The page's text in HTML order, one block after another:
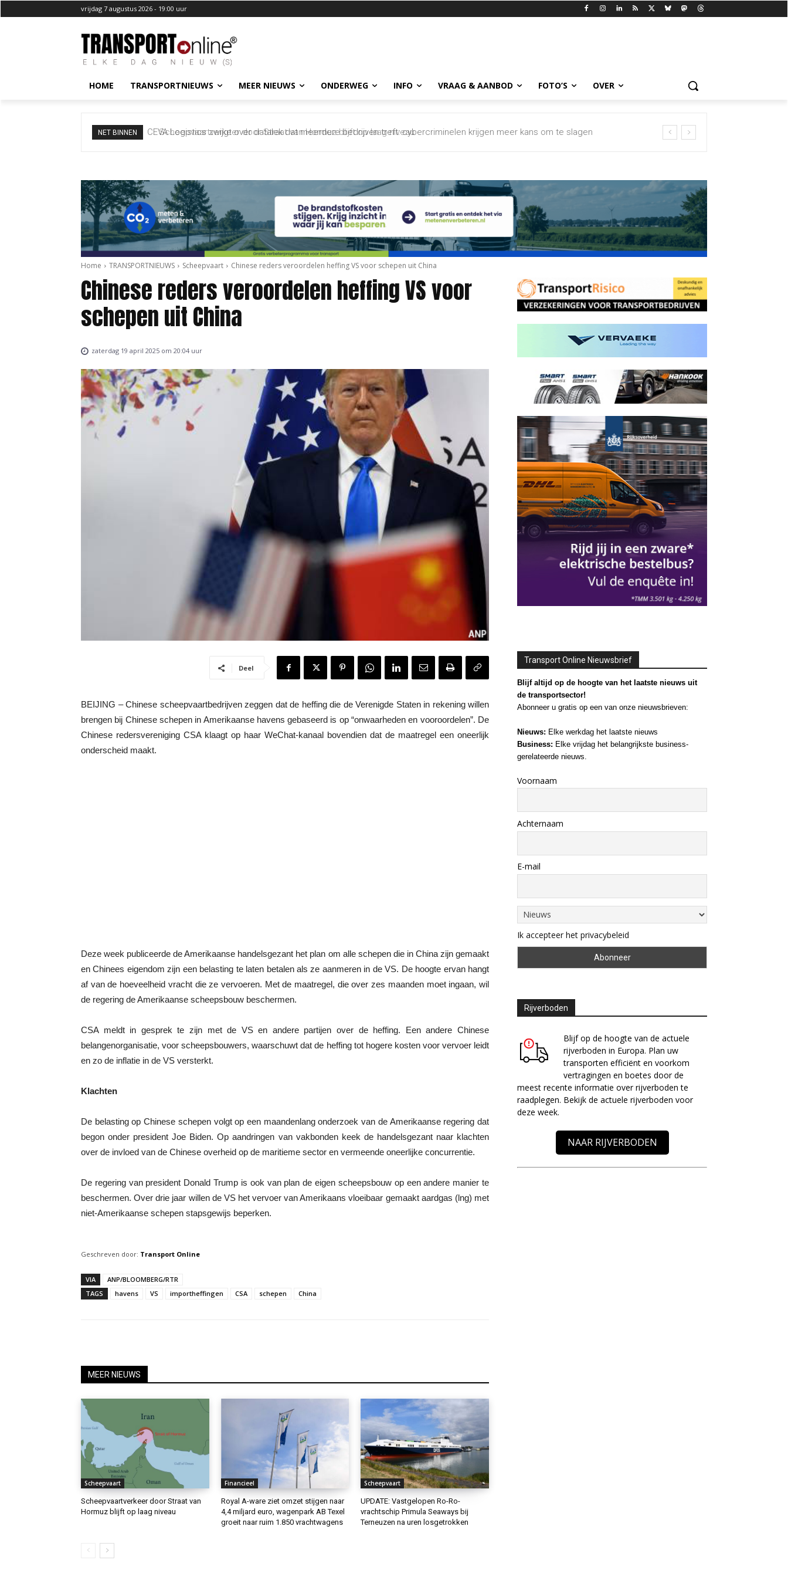
vrijdag 7 augustus 2026 - 19:00 uur
HOME TRANSPORTNIEUWS MEER NIEUWS ONDERWEG INFO VRAAG & AANBOD FOTO’S OVER
NET BINNEN Scheepvaartverkeer door Straat van Hormuz blijft op laag niveau
Home TRANSPORTNIEUWS Scheepvaart Chinese reders veroordelen heffing VS voor schepen uit China
Chinese reders veroordelen heffing VS voor
schepen uit China
zaterdag 19 april 2025 om 20:04 uur
Deel
BEIJING – Chinese scheepvaartbedrijven zeggen dat de heffing die de Verenigde Staten in rekening willen
brengen bij Chinese schepen in Amerikaanse havens gebaseerd is op “onwaarheden en vooroordelen”. De
Chinese redersvereniging CSA klaagt op haar WeChat-kanaal bovendien dat de maatregel een oneerlijk
onderscheid maakt.
Deze week publiceerde de Amerikaanse handelsgezant het plan om alle schepen die in China zijn gemaakt
en Chinees eigendom zijn een belasting te laten betalen als ze aanmeren in de VS. De hoogte ervan hangt
af van de hoeveelheid vracht die ze vervoeren. Met de maatregel, die over zes maanden moet ingaan, wil
de regering de Amerikaanse scheepsbouw beschermen.
CSA meldt in gesprek te zijn met de VS en andere partijen over de heffing. Een andere Chinese
belangenorganisatie, voor scheepsbouwers, waarschuwt dat de heffing tot hogere kosten voor vervoer leidt
en zo de inflatie in de VS versterkt.
Klachten
De belasting op Chinese schepen volgt op een maandenlang onderzoek van de Amerikaanse regering dat
begon onder president Joe Biden. Op aandringen van vakbonden keek de handelsgezant naar klachten
over de invloed van de Chinese overheid op de maritieme sector en vermeende oneerlijke concurrentie.
De regering van president Donald Trump is ook van plan de eigen scheepsbouw op een andere manier te
beschermen. Over drie jaar willen de VS het vervoer van Amerikaans vloeibaar gemaakt aardgas (lng) met
niet-Amerikaanse schepen stapsgewijs beperken.
Geschreven door: Transport Online
VIA
ANP/BLOOMBERG/RTR
TAGS
havens VS importheffingen CSA schepen China
MEER NIEUWS
Scheepvaart
Scheepvaartverkeer door Straat van
Hormuz blijft op laag niveau
Financieel
Royal A-ware ziet omzet stijgen naar
4,4 miljard euro, wagenpark AB Texel
groeit naar ruim 1.850 vrachtwagens
Scheepvaart
UPDATE: Vastgelopen Ro-Ro-
vrachtschip Primula Seaways bij
Terneuzen na uren losgetrokken
Transport Online Nieuwsbrief
Blijf altijd op de hoogte van het laatste nieuws uit
de transportsector!
Abonneer u gratis op een van onze nieuwsbrieven:
Nieuws: Elke werkdag het laatste nieuws
Business: Elke vrijdag het belangrijkste business-
gerelateerde nieuws.
Voornaam
Achternaam
E-mail
Ik accepteer het privacybeleid
Rijverboden
Blijf op de hoogte van de actuele
rijverboden in Europa. Plan uw
transporten efficiënt en voorkom
vertragingen en boetes door de
meest recente informatie over rijverboden te
raadplegen. Bekijk de actuele rijverboden voor
deze week.
NAAR RIJVERBODEN